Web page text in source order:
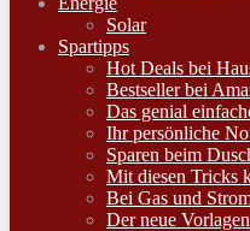
Solar
Spartipps
Hot Deals bei
Bestseller bei
Das genial
Ihr persönliche
Sparen beim
Mit diesen Tricks
Bei Gas und
Der neue